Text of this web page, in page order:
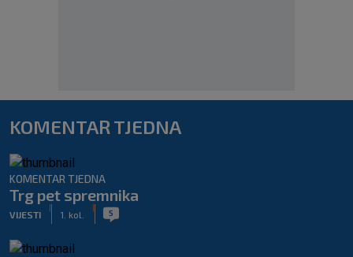
KOMENTAR TJEDNA
KOMENTAR TJEDNA
Trg pet spremnika
VIJESTI 1. kol. 5